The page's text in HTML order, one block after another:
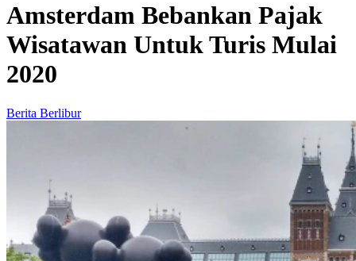
Amsterdam Bebankan Pajak
Wisatawan Untuk Turis Mulai
2020
Berita Berlibur